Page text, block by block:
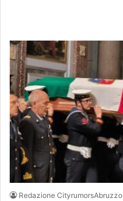
Redazione CityrumorsAbruzzo